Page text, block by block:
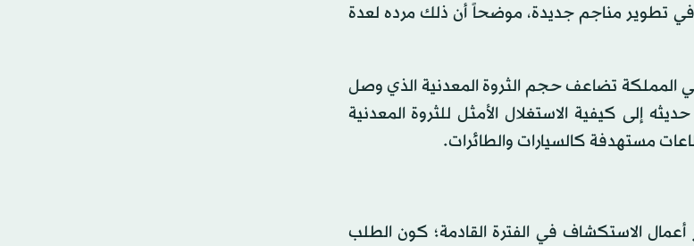
تطوير مناجم جديدة، موضحاً أن ذلك مرده لعدة
المملكة تضاعف حجم الثروة المعدنية الذي وصل
ركز في حديثه إلى كيفية الاستغلال الأمثل للثروة المعدنية
مستهدفة كالسيارات والطائرات.
الاستكشاف في الفترة القادمة؛ كون الطلب